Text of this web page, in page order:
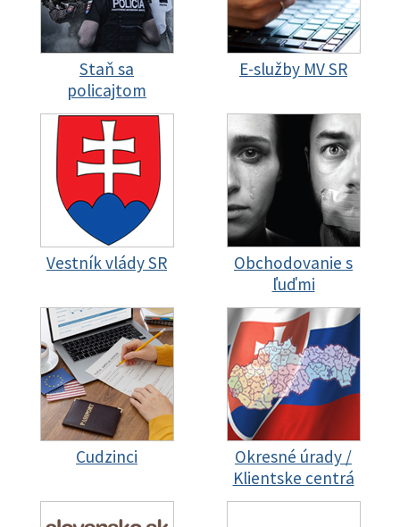
Staň sa
policajtom
E-služby MV SR
Vestník vlády SR
Obchodovanie s
ľuďmi
Cudzinci
Okresné úrady /
Klientske centrá